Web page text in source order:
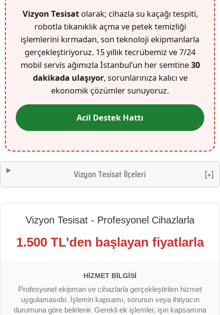
Vizyon Tesisatolarak; cihazla su kaçağı tespiti,
robotla tıkanıklık açma ve petek temizliği
işlemlerini kırmadan, son teknoloji ekipmanlarla
gerçekleştiriyoruz. 15 yıllık tecrübemiz ve 7/24
mobil servis ağımızla İstanbul’un her semtine30
dakikada ulaşıyor, sorunlarınıza kalıcı ve
ekonomik çözümler sunuyoruz.
Acil Destek Hattı
Vizyon Tesisat İlçeleri [+]
Vizyon Tesisat - Profesyonel Cihazlarla
1.500 TL’den başlayan fiyatlarla
HIZMET BILGISI
Profesyonel ekipman ve cihazlarla gerçekleştirilen hizmet
uygulamasıdır. İşlemin kapsamı, sorunun veya ihtiyacın
durumuna göre belirlenir. Gerekli ek işlemler, işin kapsamına